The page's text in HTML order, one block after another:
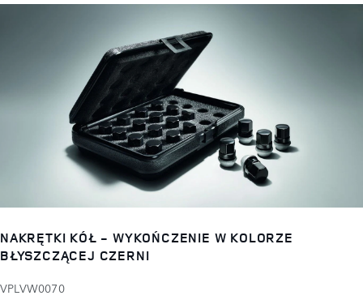
NAKRĘTKI KÓŁ - WYKOŃCZENIE W KOLORZE
BŁYSZCZĄCEJ CZERNI
VPLVW0070